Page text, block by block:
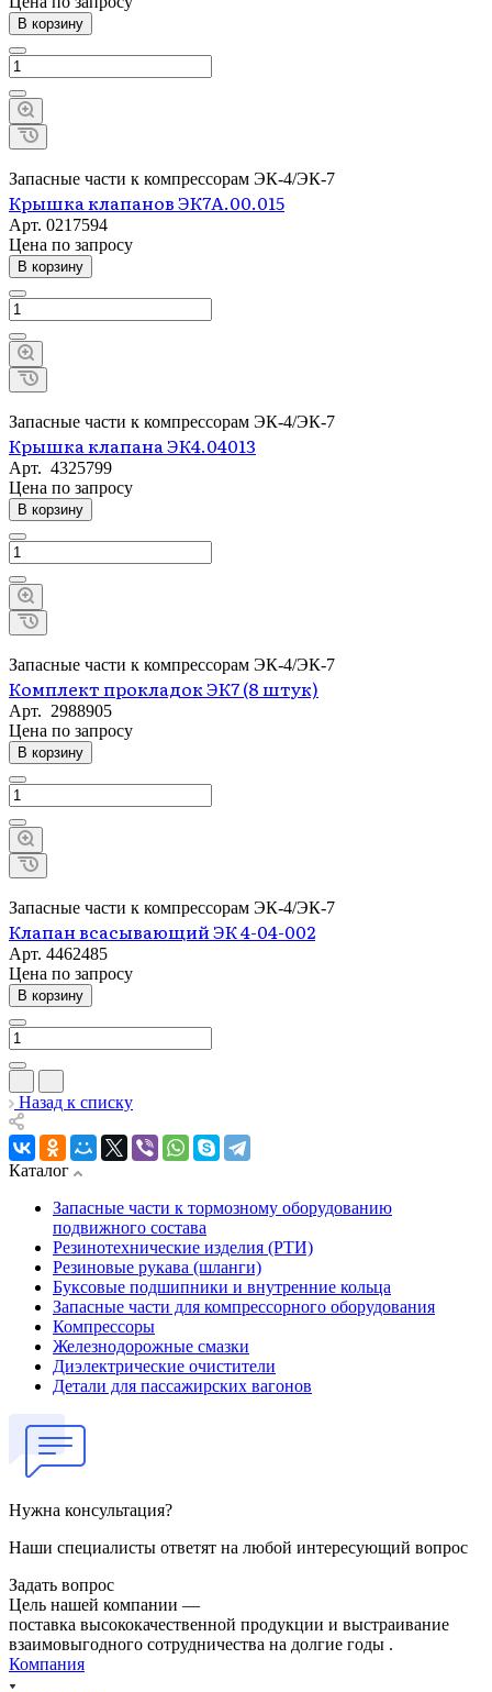
В корзину
Запасные части к компрессорам ЭК-4/ЭК-7
Крышка клапанов ЭК7А.00.015
Арт. 0217594
Цена по запросу
В корзину
Запасные части к компрессорам ЭК-4/ЭК-7
Крышка клапана ЭК4.04013
Арт. 4325799
Цена по запросу
В корзину
Запасные части к компрессорам ЭК-4/ЭК-7
Комплект прокладок ЭК7 (8 штук)
Арт. 2988905
Цена по запросу
В корзину
Запасные части к компрессорам ЭК-4/ЭК-7
Клапан всасывающий ЭК 4-04-002
Арт. 4462485
Цена по запросу
В корзину
Назад к списку
Каталог
Запасные части к тормозному оборудованию
подвижного состава
Резинотехнические изделия (РТИ)
Резиновые рукава (шланги)
Буксовые подшипники и внутренние кольца
Запасные части для компрессорного оборудования
Компрессоры
Железнодорожные смазки
Диэлектрические очистители
Детали для пассажирских вагонов
Нужна консультация?
Наши специалисты ответят на любой интересующий вопрос
Задать вопрос
Цель нашей компании —
поставка высококачественной продукции и выстраивание
взаимовыгодного сотрудничества на долгие годы .
Компания